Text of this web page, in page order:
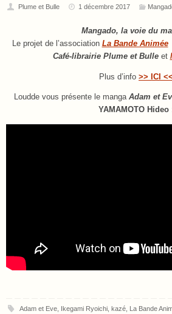
Plume et Bulle 1 décembre 2017
Mangado, la voie du
Le projet de l’association La Bande Animée
Café-librairie Plume et Bulleet
Plus d’info >> ICI <<
Loudde vous présente le manga Adam et
YAMAMOTO Hideo
Adam et Eve, Ikegami Ryoichi, kazé, La Bande